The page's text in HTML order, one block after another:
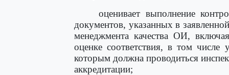
оценивает выполнение
документов, указанных в
менеджмента качества ОИ,
оценке соответствия, в том числе
которым должна проводиться
аккредитации;